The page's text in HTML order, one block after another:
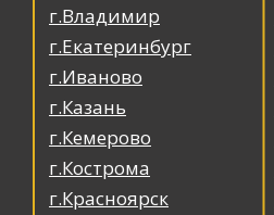
г.Владимир
г.Екатеринбург
г.Иваново
г.Казань
г.Кемерово
г.Кострома
г.Красноярск